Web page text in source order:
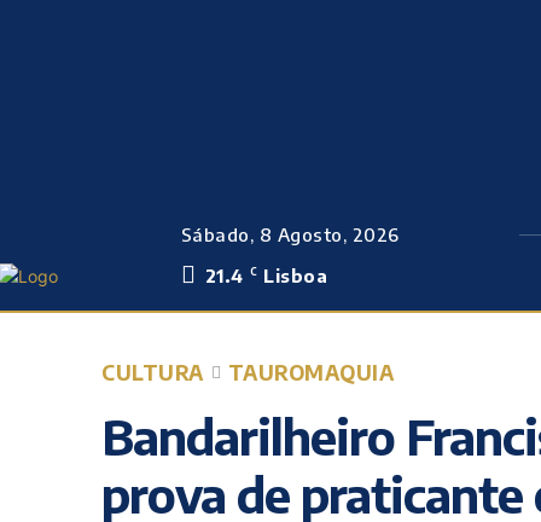
Sábado, 8 Agosto, 2026
21.4 C Lisboa
CULTURA TAUROMAQUIA
Bandarilheiro
prova de praticante